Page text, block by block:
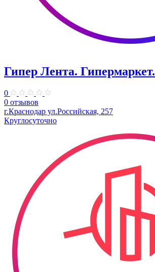
Гипер Лента. Гипермаркет.
0
0 отзывов
г.Краснодар ул.Российская, 257
Круглосуточно